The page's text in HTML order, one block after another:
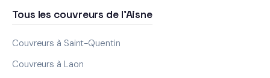
Tous les couvreurs de l'Aisne
Couvreurs à Saint-Quentin
Couvreurs à Laon